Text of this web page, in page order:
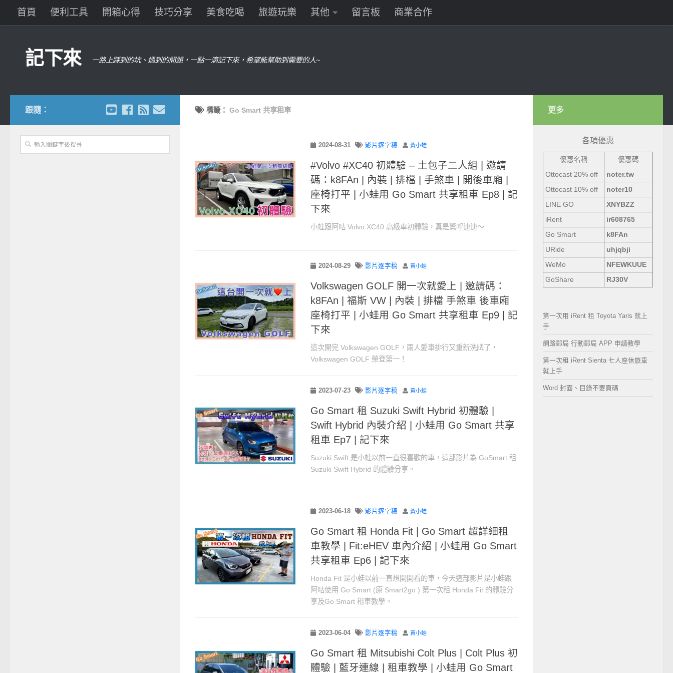
首頁 便利工具 開箱心得 技巧分享 美食吃喝 旅遊玩樂 其他 留言板 商業合作
記下來 一路上踩到的坑、遇到的問題，一點一滴記下來，希望能幫助到需要的人~
標籤：Go Smart 共享租車
2024-08-31 影片逐字稿 黃小蛙
#Volvo #XC40 初體驗 – 土包子二人組 | 邀請
碼：k8FAn | 內裝 | 排檔 | 手煞車 | 開後車廂 |
座椅打平 | 小蛙用 Go Smart 共享租車 Ep8 | 記
下來
小蛙跟阿咕 Volvo XC40 高級車初體驗，真是驚呼連連～
2024-08-29 影片逐字稿 黃小蛙
Volkswagen GOLF 開一次就愛上 | 邀請碼：
k8FAn | 福斯 VW | 內裝 | 排檔 手煞車 後車廂
座椅打平 | 小蛙用 Go Smart 共享租車 Ep9 | 記
下來
這次開完 Volkswagen GOLF，兩人愛車排行又重新洗牌了，
Volkswagen GOLF 榮登第一！
2023-07-23 影片逐字稿 黃小蛙
Go Smart 租 Suzuki Swift Hybrid 初體驗 |
Swift Hybrid 內裝介紹 | 小蛙用 Go Smart 共享
租車 Ep7 | 記下來
Suzuki Swift 是小蛙以前一直很喜歡的車，這部影片為 GoSmart 租
Suzuki Swift Hybrid 的體驗分享。
2023-06-18 影片逐字稿 黃小蛙
Go Smart 租 Honda Fit | Go Smart 超詳細租
車教學 | Fit:eHEV 車內介紹 | 小蛙用 Go Smart
共享租車 Ep6 | 記下來
Honda Fit 是小蛙以前一直想開開看的車，今天這部影片是小蛙跟
阿咕使用 Go Smart (原 Smart2go ) 第一次租 Honda Fit 的體驗分
享及Go Smart 租車教學。
2023-06-04 影片逐字稿 黃小蛙
Go Smart 租 Mitsubishi Colt Plus | Colt Plus 初
體驗 | 藍牙連線 | 租車教學 | 小蛙用 Go Smart
跟隨： 更多
各項優惠
優惠名稱
優惠碼
Ottocast 20% off
noter.tw
Ottocast 10% off
noter10
LINE GO
XNYBZZ
iRent
ir608765
Go Smart
k8FAn
URide
uhjqbji
WeMo
NFEWKUUE
GoShare
RJ30V
第一次用 iRent 租 Toyota Yaris 就上
手
網路郵局 行動郵局 APP 申請教學
第一次租 iRent Sienta 七人座休旅車
就上手
Word 封面、目錄不要頁碼